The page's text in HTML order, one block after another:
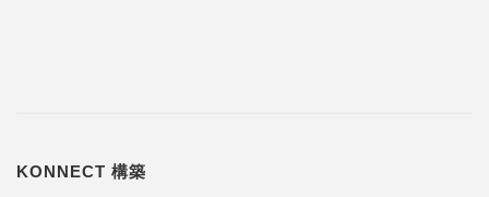
KONNECT 構築